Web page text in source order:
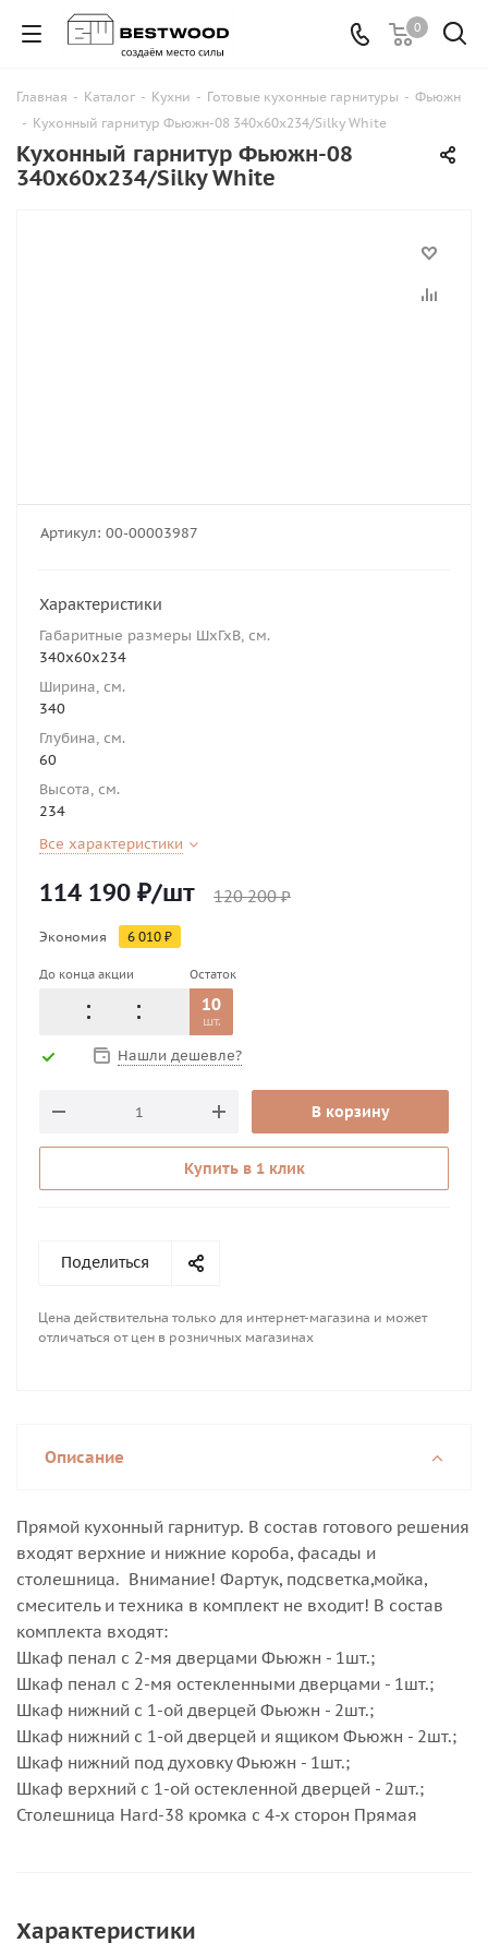
0
Главная - Каталог - Кухни - Готовые кухонные гарнитуры - Фьюжн
- Кухонный гарнитур Фьюжн-08 340х60х234/Silky White
Кухонный гарнитур Фьюжн-08
340х60х234/Silky White
Артикул: 00-00003987
Характеристики
Габаритные размеры ШхГхВ, см.
340х60х234
Ширина, см.
340
Глубина, см.
60
Высота, см.
234
Все характеристики
114 190 ₽/шт 120 200₽
Экономия 6 010 ₽
До конца акции Остаток
10
шт.
Нашли дешевле?
В корзину
Купить в 1 клик
Поделиться
Цена действительна только для интернет-магазина и может
отличаться от цен в розничных магазинах
Описание
Прямой кухонный гарнитур. В состав готового решения
входят верхние и нижние короба, фасады и
столешница. Внимание! Фартук, подсветка,мойка,
смеситель и техника в комплект не входит! В состав
комплекта входят:
Шкаф пенал с 2-мя дверцами Фьюжн - 1шт.;
Шкаф пенал с 2-мя остекленными дверцами - 1шт.;
Шкаф нижний с 1-ой дверцей Фьюжн - 2шт.;
Шкаф нижний с 1-ой дверцей и ящиком Фьюжн - 2шт.;
Шкаф нижний под духовку Фьюжн - 1шт.;
Шкаф верхний с 1-ой остекленной дверцей - 2шт.;
Столешница Hard-38 кромка с 4-х сторон Прямая
Характеристики